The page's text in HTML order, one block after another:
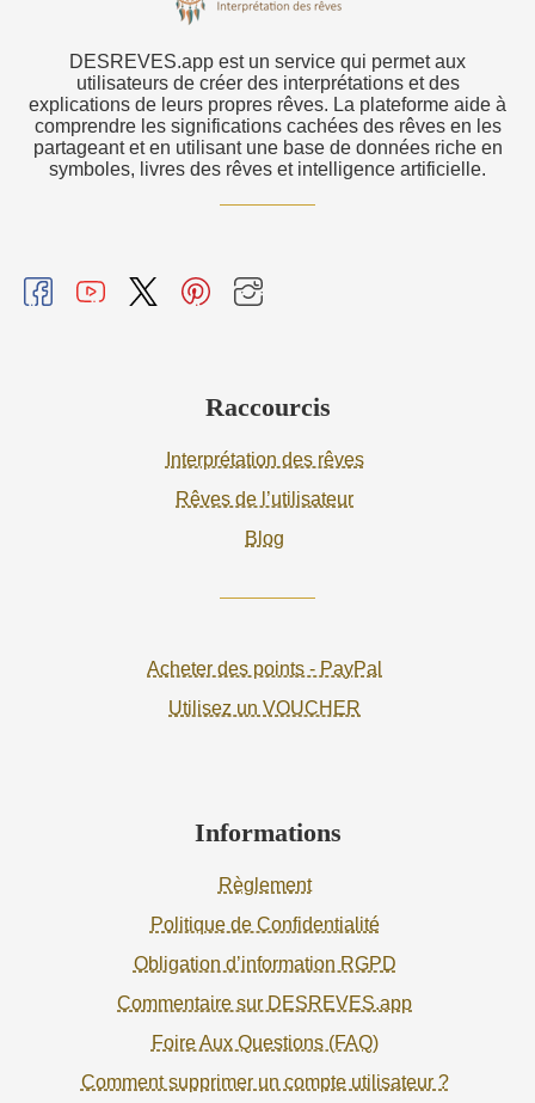
DESREVES.app est un service qui permet aux
utilisateurs de créer des interprétations et des
explications de leurs propres rêves. La plateforme aide à
comprendre les significations cachées des rêves en les
partageant et en utilisant une base de données riche en
symboles, livres des rêves et intelligence artificielle.
Raccourcis
Interprétation des rêves
Rêves de l’utilisateur
Blog
Acheter des points - PayPal
Utilisez un VOUCHER
Informations
Règlement
Politique de Confidentialité
Obligation d’information RGPD
Commentaire sur DESREVES.app
Foire Aux Questions (FAQ)
Comment supprimer un compte utilisateur ?